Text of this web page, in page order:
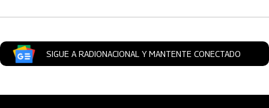
SIGUE A RADIONACIONAL Y MANTENTE CONECTADO